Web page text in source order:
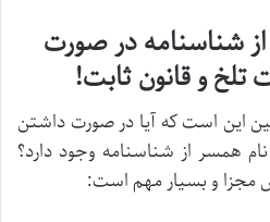
شناسنامه در صورت
و قانون ثابت!
این است که آیا در صورت داشتن
همسر از شناسنامه وجود دارد؟
مجزا و بسیار مهم است: